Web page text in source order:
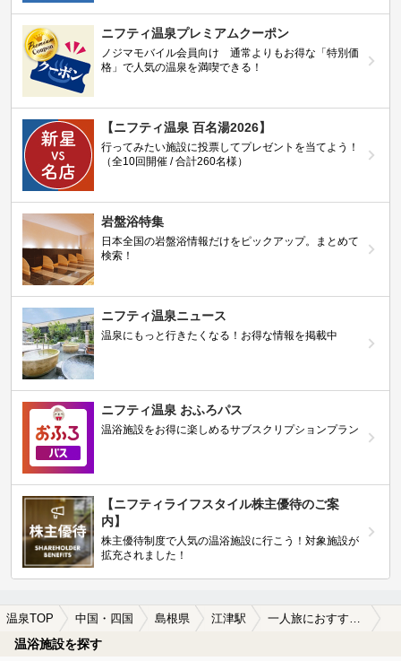
ニフティ温泉プレミアムクーポン
ノジマモバイル会員向け 通常よりもお得な「特別価
格」で人気の温泉を満喫できる！
【ニフティ温泉 百名湯2026】
行ってみたい施設に投票してプレゼントを当てよう！
（全10回開催 / 合計260名様）
岩盤浴特集
日本全国の岩盤浴情報だけをピックアップ。まとめて
検索！
ニフティ温泉ニュース
温泉にもっと行きたくなる！お得な情報を掲載中
ニフティ温泉 おふろパス
温浴施設をお得に楽しめるサブスクリプションプラン
【ニフティライフスタイル株主優待のご案
内】
株主優待制度で人気の温浴施設に行こう！対象施設が
拡充されました！
温泉TOP 中国・四国 島根県 江津駅 一人旅におすすめの江津駅近くの温泉、日帰り温泉、スーパー銭湯おすすめ
温浴施設を探す